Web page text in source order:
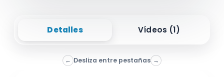
Detalles Vídeos (1)
← Desliza entre pestañas →